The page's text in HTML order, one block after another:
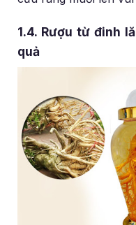
1.4. Rượu từ đinh
quả